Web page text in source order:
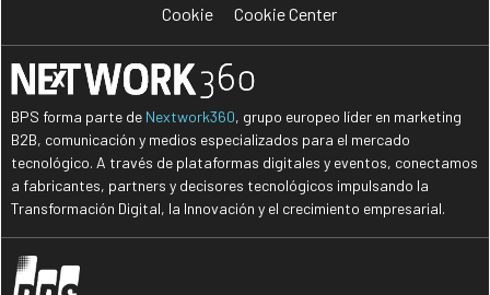
Cookie Cookie Center
BPS forma parte de Nextwork360, grupo europeo líder en marketing
B2B, comunicación y medios especializados para el mercado
tecnológico. A través de plataformas digitales y eventos, conectamos
a fabricantes, partners y decisores tecnológicos impulsando la
Transformación Digital, la Innovación y el crecimiento empresarial.